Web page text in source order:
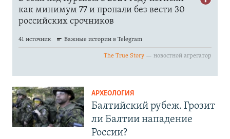
АРХЕОЛОГИЯ
Балтийский рубеж. Грозит
ли Балтии нападение
России?